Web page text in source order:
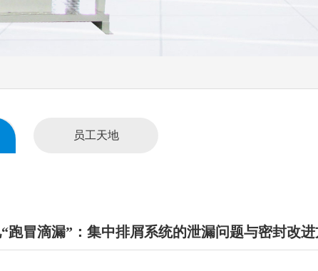
员工天地
跑冒滴漏”：集中排屑系统的泄漏问题与密封改